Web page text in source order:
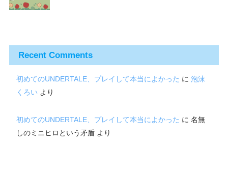
Recent Comments
初めてのUNDERTALE、プレイして本当によかった に 泡沫
くろい より
初めてのUNDERTALE、プレイして本当によかった に 名無
しのミニヒロという矛盾より